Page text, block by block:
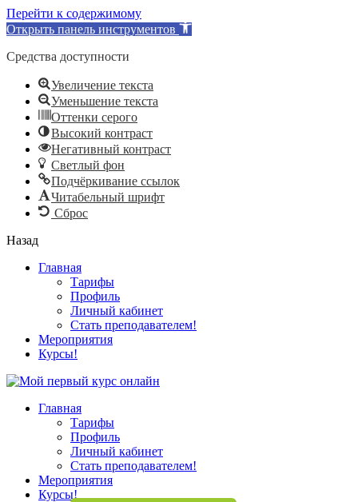
Перейти к содержимому
Открыть панель инструментов
Средства доступности
Увеличение текста
Уменьшение текста
Оттенки серого
Высокий контраст
Негативный контраст
Светлый фон
Подчёркивание ссылок
Читабельный шрифт
Сброс
Назад
Главная
Тарифы
Профиль
Личный кабинет
Стать преподавателем!
Мероприятия
Курсы!
Главная
Тарифы
Профиль
Личный кабинет
Стать преподавателем!
Мероприятия
Курсы!